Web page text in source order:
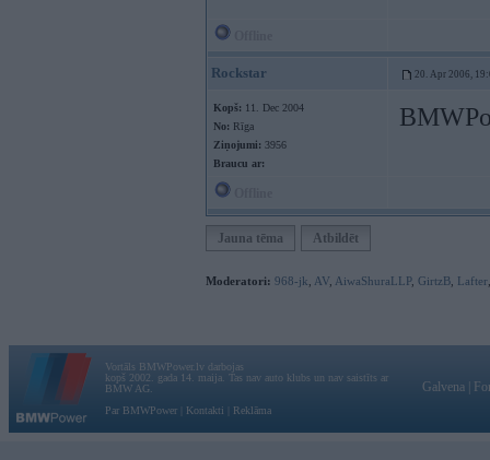
Rockstar 20. Apr 2006,
Kopš: 11. Dec 2004
No: Rīga
Ziņojumi: 3956
Braucu ar:
Jauna tēma Atbildēt
Moderatori: 968-jk AV AiwaShuraLLP, GirtzB Lafter
Vortāls BMWPower.lv darbojas
kopš 2002. gada 14. maija. Tas nav auto klubs un nav saistīts ar
BMW AG.
Par BMWPower
Kontakti Reklāma
Galvena